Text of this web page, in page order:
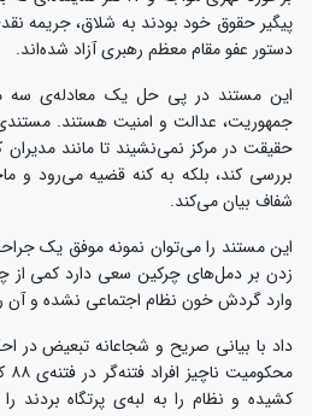
پیگیر حقوق خود بودند به شلاق، جریمه‌
دستور عفو مقام معظم رهبری آزاد شده‌اند.
این مستند در پی حل یک معادله‌ی سه
جمهوریت، عدالت و امنیت هستند.
حقیقت در مرکز نمی‌نشیند تا مانند
بررسی کند، بلکه به کنه قضیه می‌رود و
شفاف بیان می‌کند.
این مستند را می‌توان نمونه‌ موفق یک
زدن بر دمل‌های چرکین سعی دارد کمی از
وارد گردش خون نظام اجتماعی نشده و آن
داد با بیانی صریح و شجاعانه تبعیض در
کشیده و نظام را به لبه‌ی پرتگاه بردند